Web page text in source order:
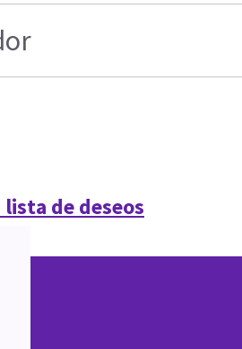
de deseos